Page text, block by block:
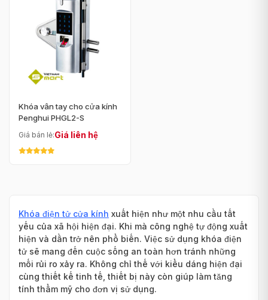
Khóa vân tay cho cửa kính
Penghui PHGL2-S
Giá bán lẻ:Giá liên hệ
Khóa điện tử cửa kính xuất hiện như một nhu cầu tất
yếu của xã hội hiện đại. Khi mà công nghệ tự động xuất
hiện và dần trở nên phổ biến. Việc sử dụng khóa điện
tử sẽ mang đến cuộc sống an toàn hơn tránh những
mối rủi ro xảy ra. Không chỉ thế với kiểu dáng hiện đại
cùng thiết kế tinh tế, thiết bị này còn giúp làm tăng
tính thẩm mỹ cho đơn vị sử dụng.